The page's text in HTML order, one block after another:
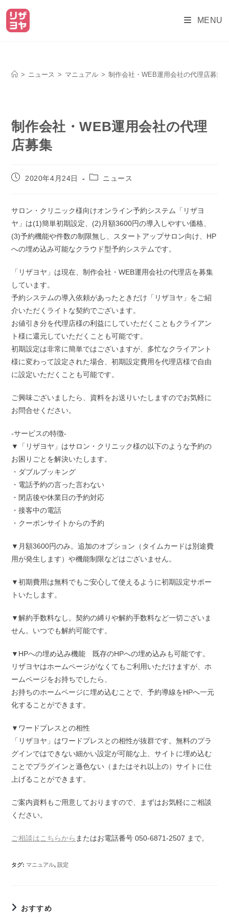
MENU
> ニュース > マニュアル > 制作会社・WEB運用会社の代理店募集
制作会社・WEB運用会社の代理
店募集
2020年4月24日 ニュース
サロン・クリニック様向けオンライン予約システム「リザヨ
ヤ」は(1)簡単初期設定、(2)月額3600円の導入しやすい価格、
(3)予約機能や件数の制限無し、スタートアップサロン向け、HP
への埋め込み可能なクラウド型予約システムです。
「リザヨヤ」は現在、制作会社・WEB運用会社の代理店を募集
しています。
予約システムの導入依頼があったときだけ「リザヨヤ」をご紹
介いただくライトな契約でございます。
お値引き分を代理店様の利益にしていただくこともクライアン
ト様に還元していただくことも可能です。
初期設定は非常に簡単ではございますが、多忙なクライアント
様に変わって設定された場合、初期設定費用を代理店様で自由
に設定いただくことも可能です。
ご興味ございましたら、資料をお送りいたしますのでお気軽に
お問合せください。
-サービスの特徴-
▼「リザヨヤ」はサロン・クリニック様の以下のような予約の
お困りごとを解決いたします。
・ダブルブッキング
・電話予約の言った言わない
・閉店後や休業日の予約対応
・接客中の電話
・クーポンサイトからの予約
▼月額3600円のみ。追加のオプション（タイムカードは別途費
用が発生します）や機能制限などはございません。
▼初期費用は無料でもご安心して使えるように初期設定サポー
トいたします。
▼解約手数料なし。契約の縛りや解約手数料など一切ございま
せん。いつでも解約可能です。
▼HPへの埋め込み機能 既存のHPへの埋め込みも可能です。
リザヨヤはホームページがなくてもご利用いただけますが、ホ
ームページをお持ちでしたら、
お持ちのホームページに埋め込むことで、予約導線をHPへ一元
化することができます。
▼ワードプレスとの相性
「リザヨヤ」はワードプレスとの相性が抜群です。無料のプラ
グインではできない細かい設定が可能な上、サイトに埋め込む
ことでプラグインと遜色ない（またはそれ以上の）サイトに仕
上げることができます。
ご案内資料もご用意しておりますので、まずはお気軽にご相談
ください。
ご相談はこちらから またはお電話番号 050-6871-2507 まで。
タグ: マニュアル, 設定
おすすめ